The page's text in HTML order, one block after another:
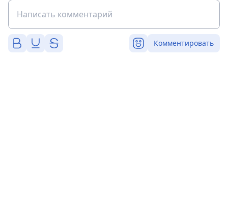
Комментировать